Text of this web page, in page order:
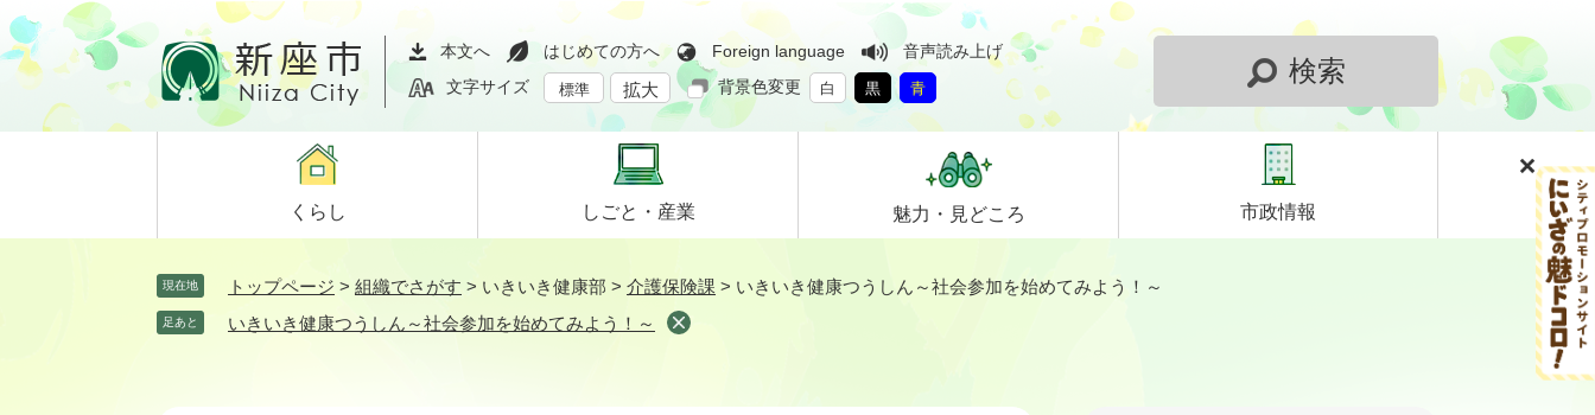
ペ
ー
ジ
メ
ニ
ュ
て
本文へ はじめての方へ Foreign language
音声読み上げ
文字サイズ
標準 拡大 背景色変更 白 黒 青
検索
くらし しごと・ 産業 魅力・ 見どころ 市政情報
現在地 トップページ > 組織でさがす > いきいき健康部 > 介護保険課 > いきいき健康つうしん～社会参加を始めてみよう！～
足あと いきいき健康つうしん～社会参加を始めてみよう！～